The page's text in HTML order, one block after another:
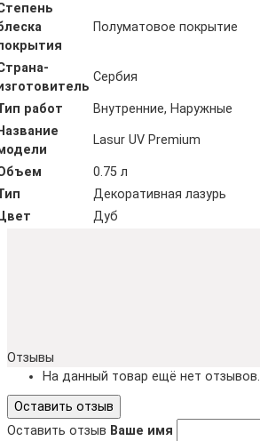
Полуматовое покрытие
Сербия
работ
Внутренние, Наружные
Lasur UV Premium
0.75 л
Декоративная лазурь
Дуб
Отзывы
На данный товар ещё нет отзывов.
Оставить отзыв
Оставить отзыв Ваше имя